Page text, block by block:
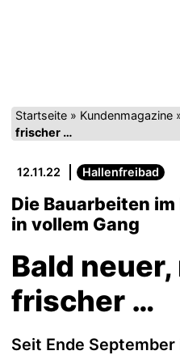
Startseite » Kundenmagazine
frischer …
12.11.22 Hallenfreibad
Die Bauarbeiten
in vollem Gang
Bald
frischer …
Seit Ende